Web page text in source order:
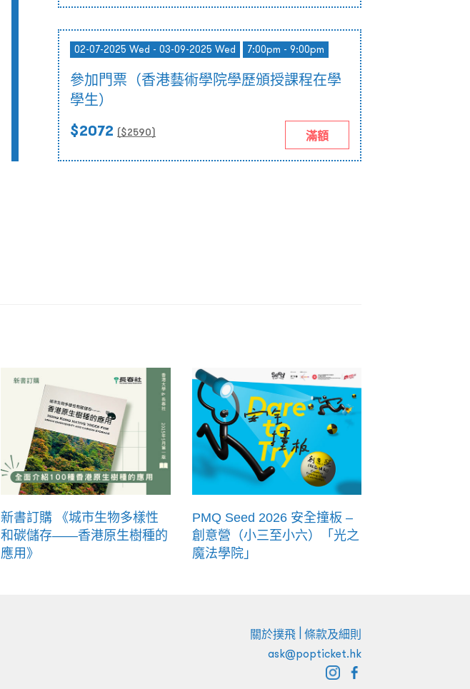
02-07-2025 Wed - 03-09-2025 Wed 7:00pm - 9:00pm
參加門票（香港藝術學院學歷頒授課程在學
學生）
$2072 ($2590) 滿額
新書訂購 《城市生物多樣性
和碳儲存——香港原生樹種的
應用》
PMQ Seed 2026 安全撞板 –
創意營（小三至小六）「光之
魔法學院」
關於撲飛 條款及細則
ask@popticket.hk